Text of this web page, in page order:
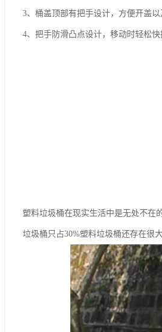
3、桶盖顶部有把手设计，方便开盖以
4、把手防滑凸点设计，移动时轻松快
塑料垃圾桶在现实生活中是无处不在
垃圾桶只占30%塑料垃圾桶还存在很